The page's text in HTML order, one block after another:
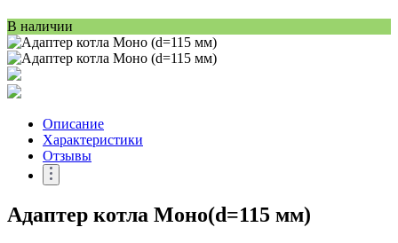
В наличии
Описание
Характеристики
Отзывы
Адаптер котла Моно(d=115 мм)